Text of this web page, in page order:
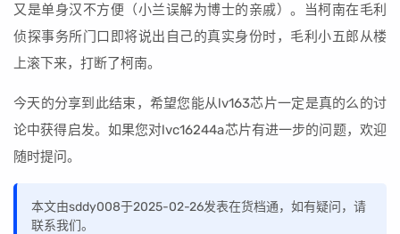
又是单身汉不方便（小兰误解为博士的亲戚）。当柯南在毛利
侦探事务所门口即将说出自己的真实身份时，毛利小五郎从楼
上滚下来，打断了柯南。
今天的分享到此结束，希望您能从lv163芯片一定是真的么的讨
论中获得启发。如果您对lvc16244a芯片有进一步的问题，欢迎
随时提问。
本文由sddy008于2025-02-26发表在货档通，如有疑问，请
联系我们。